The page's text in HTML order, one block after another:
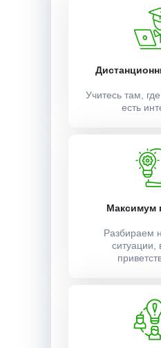
Учитесь там,
есть
Максимум
Разбираем
ситуации,